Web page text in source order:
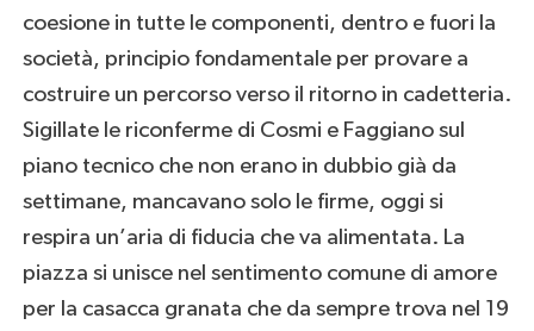
coesione in tutte le componenti, dentro e fuori la
società, principio fondamentale per provare a
costruire un percorso verso il ritorno in cadetteria.
Sigillate le riconferme di Cosmi e Faggiano sul
piano tecnico che non erano in dubbio già da
settimane, mancavano solo le firme, oggi si
respira un’aria di fiducia che va alimentata. La
piazza si unisce nel sentimento comune di amore
per la casacca granata che da sempre trova nel 19